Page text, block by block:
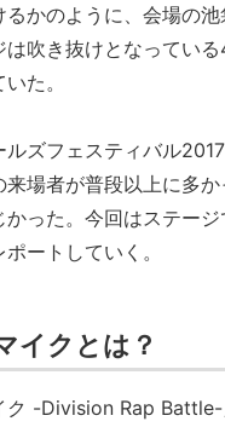
るかのように、会場の
は吹き抜けとなってい
た。
ルズフェスティバル
場者が普段以上に多か
った。今回はステー
ートしていく。
イクとは？
ク -Division Rap